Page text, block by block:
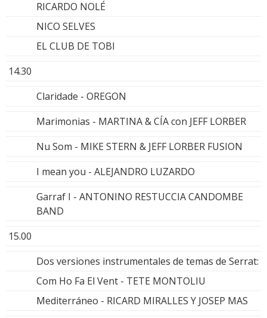
RICARDO NOLÉ
NICO SELVES
EL CLUB DE TOBI
14.30
Claridade - OREGON
Marimonias - MARTINA & CÍA con JEFF LORBER
Nu Som - MIKE STERN & JEFF LORBER FUSION
I mean you - ALEJANDRO LUZARDO
Garraf I - ANTONINO RESTUCCIA CANDOMBE
BAND
15.00
Dos versiones instrumentales de temas de Serrat:
Com Ho Fa El Vent - TETE MONTOLIU
Mediterráneo - RICARD MIRALLES Y JOSEP MAS